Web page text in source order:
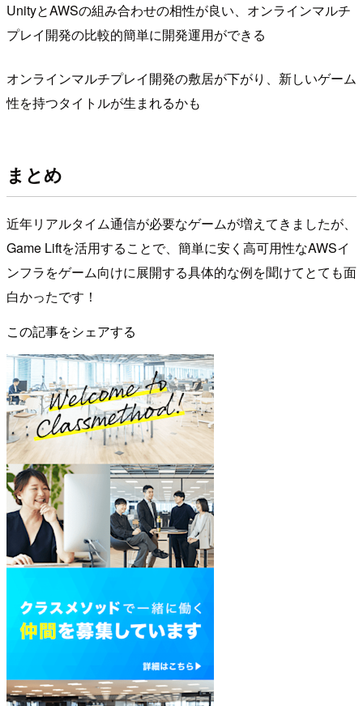
UnityとAWSの組み合わせの相性が良い、オンラインマルチ
プレイ開発の比較的簡単に開発運用ができる
オンラインマルチプレイ開発の敷居が下がり、新しいゲーム
性を持つタイトルが生まれるかも
まとめ
近年リアルタイム通信が必要なゲームが増えてきましたが、
Game Liftを活用することで、簡単に安く高可用性なAWSイ
ンフラをゲーム向けに展開する具体的な例を聞けてとても面
白かったです！
この記事をシェアする